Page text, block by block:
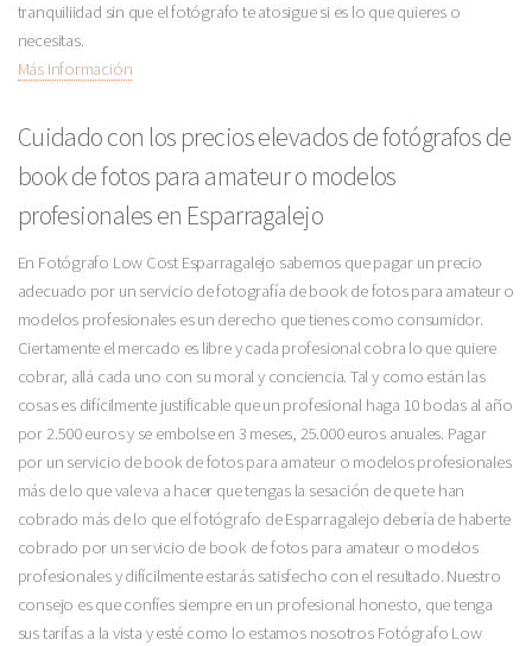
tranquiliidad sin que el fotógrafo te atosigue si es lo que quieres o
necesitas.
Más Información
Cuidado con los precios elevados de fotógrafos de
book de fotos para amateur o modelos
profesionales en Esparragalejo
En Fotógrafo Low Cost Esparragalejo sabemos que pagar un precio
adecuado por un servicio de fotografía de book de fotos para amateur o
modelos profesionales es un derecho que tienes como consumidor.
Ciertamente el mercado es libre y cada profesional cobra lo que quiere
cobrar, allá cada uno con su moral y conciencia. Tal y como están las
cosas es difícilmente justificable que un profesional haga 10 bodas al año
por 2.500 euros y se embolse en 3 meses, 25.000 euros anuales. Pagar
por un servicio de book de fotos para amateur o modelos profesionales
más de lo que vale va a hacer que tengas la sesación de que te han
cobrado más de lo que el fotógrafo de Esparragalejo debería de haberte
cobrado por un servicio de book de fotos para amateur o modelos
profesionales y difícilmente estarás satisfecho con el resultado. Nuestro
consejo es que confíes siempre en un profesional honesto, que tenga
sus tarifas a la vista y esté como lo estamos nosotros Fotógrafo Low